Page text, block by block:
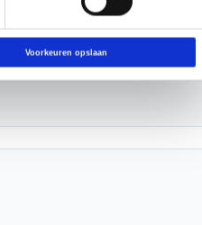
Voorkeuren opslaan